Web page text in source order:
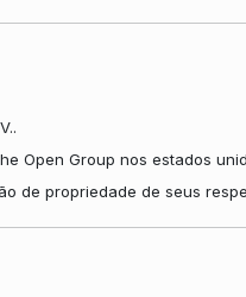
Open Group nos estados
de propriedade de seus